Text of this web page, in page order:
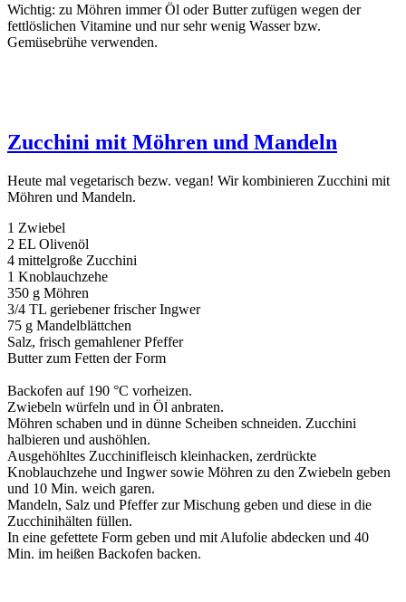
Wichtig: zu Möhren immer Öl oder Butter zufügen wegen der
fettlöslichen Vitamine und nur sehr wenig Wasser bzw.
Gemüsebrühe verwenden.
Zucchini mit Möhren und Mandeln
Heute mal vegetarisch bezw. vegan! Wir kombinieren Zucchini mit
Möhren und Mandeln.
1 Zwiebel
2 EL Olivenöl
4 mittelgroße Zucchini
1 Knoblauchzehe
350 g Möhren
3/4 TL geriebener frischer Ingwer
75 g Mandelblättchen
Salz, frisch gemahlener Pfeffer
Butter zum Fetten der Form
Backofen auf 190 °C vorheizen.
Zwiebeln würfeln und in Öl anbraten.
Möhren schaben und in dünne Scheiben schneiden. Zucchini
halbieren und aushöhlen.
Ausgehöhltes Zucchinifleisch kleinhacken, zerdrückte
Knoblauchzehe und Ingwer sowie Möhren zu den Zwiebeln geben
und 10 Min. weich garen.
Mandeln, Salz und Pfeffer zur Mischung geben und diese in die
Zucchinihälten füllen.
In eine gefettete Form geben und mit Alufolie abdecken und 40
Min. im heißen Backofen backen.